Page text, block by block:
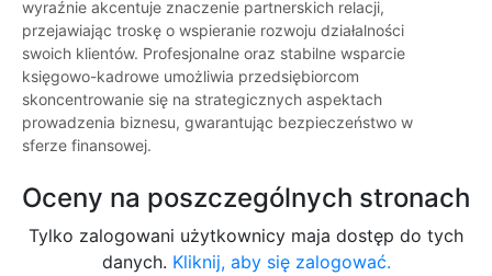
wyraźnie akcentuje znaczenie partnerskich relacji,
przejawiając troskę o wspieranie rozwoju działalności
swoich klientów. Profesjonalne oraz stabilne wsparcie
księgowo-kadrowe umożliwia przedsiębiorcom
skoncentrowanie się na strategicznych aspektach
prowadzenia biznesu, gwarantując bezpieczeństwo w
sferze finansowej.
Oceny na poszczególnych stronach
Tylko zalogowani użytkownicy maja dostęp do tych
danych. Kliknij, aby się zalogować.